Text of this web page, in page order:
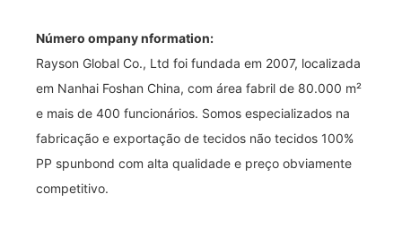
Número ompany nformation:
Rayson Global Co., Ltd foi fundada em 2007, localizada
em Nanhai Foshan China, com área fabril de 80.000 m²
e mais de 400 funcionários. Somos especializados na
fabricação e exportação de tecidos não tecidos 100%
PP spunbond com alta qualidade e preço obviamente
competitivo.